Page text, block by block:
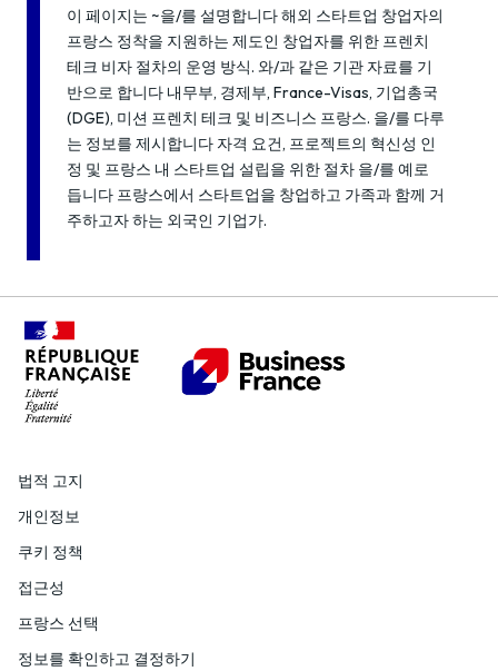
이 페이지는 ~을/를 설명합니다 해외 스타트업 창업자의
프랑스 정착을 지원하는 제도인 창업자를 위한 프렌치
테크 비자 절차의 운영 방식. 와/과 같은 기관 자료를 기
반으로 합니다 내무부, 경제부, France-Visas, 기업총국
(DGE), 미션 프렌치 테크 및 비즈니스 프랑스. 을/를 다루
는 정보를 제시합니다 자격 요건, 프로젝트의 혁신성 인
정 및 프랑스 내 스타트업 설립을 위한 절차 을/를 예로
듭니다 프랑스에서 스타트업을 창업하고 가족과 함께 거
주하고자 하는 외국인 기업가.
법적 고지
개인정보
쿠키 정책
접근성
프랑스 선택
정보를 확인하고 결정하기